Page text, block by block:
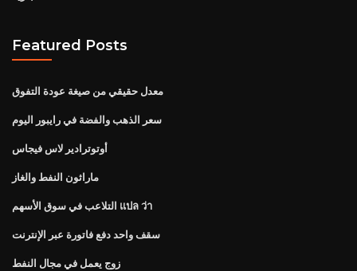
Featured Posts
معدل حقيقي من صيغة عودة التفوق
سعر الذهب والفضة في رايبور اليوم
أوتوترادير لاس فيجاس
ماراثون النفط والغاز
التلاعب في سوق الأسهم แปล ว่า
سقف واحد دفع فاتورة عبر الإنترنت
زوج يعمل في مجال النفط